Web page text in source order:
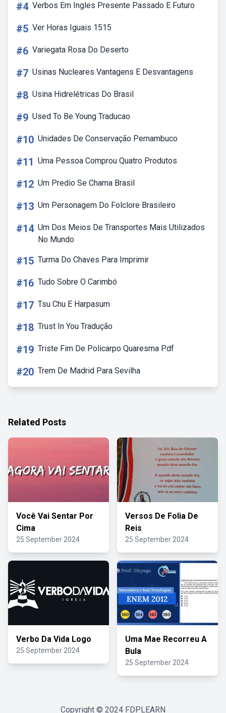
#4 Verbos Em Ingles Presente Passado E Futuro
#5 Ver Horas Iguais 1515
#6 Variegata Rosa Do Deserto
#7 Usinas Nucleares Vantagens E Desvantagens
#8 Usina Hidrelétricas Do Brasil
#9 Used To Be Young Traducao
#10 Unidades De Conservação Pernambuco
#11 Uma Pessoa Comprou Quatro Produtos
#12 Um Predio Se Chama Brasil
#13 Um Personagem Do Folclore Brasileiro
#14 Um Dos Meios De Transportes Mais Utilizados
No Mundo
#15 Turma Do Chaves Para Imprimir
#16 Tudo Sobre O Carimbó
#17 Tsu Chu E Harpasum
#18 Trust In You Tradução
#19 Triste Fim De Policarpo Quaresma Pdf
#20 Trem De Madrid Para Sevilha
Related Posts
Você Vai Sentar Por
Cima
25 September 2024
Versos De Folia De
Reis
25 September 2024
Verbo Da Vida Logo
25 September 2024
Uma Mae Recorreu A
Bula
25 September 2024
Copyright © 2024 FDPLEARN